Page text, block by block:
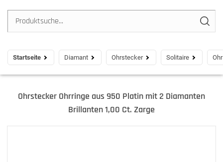
Startseite Diamant Ohrstecker Solitaire
Ohrstecker Ohrringe aus 950 Platin mit 2 Diamanten
Brillanten 1,00 Ct. Zarge